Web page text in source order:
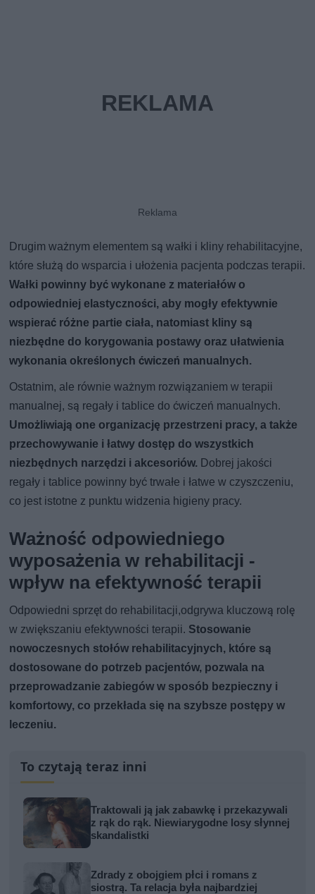
Drugim ważnym elementem są wałki i kliny rehabilitacyjne,
które służą do wsparcia i ułożenia pacjenta podczas terapii.
Wałki powinny być wykonane z materiałów o
odpowiedniej elastyczności, aby mogły efektywnie
wspierać różne partie ciała, natomiast kliny są
niezbędne do korygowania postawy oraz ułatwienia
wykonania określonych ćwiczeń manualnych.
Ostatnim, ale równie ważnym rozwiązaniem w terapii
manualnej, są regały i tablice do ćwiczeń manualnych.
Umożliwiają one organizację przestrzeni pracy, a także
przechowywanie i łatwy dostęp do wszystkich
niezbędnych narzędzi i akcesoriów. Dobrej jakości
regały i tablice powinny być trwałe i łatwe w czyszczeniu,
co jest istotne z punktu widzenia higieny pracy.
Ważność odpowiedniego
wyposażenia w rehabilitacji -
wpływ na efektywność terapii
Odpowiedni sprzęt do rehabilitacji,odgrywa kluczową rolę
w zwiększaniu efektywności terapii. Stosowanie
nowoczesnych stołów rehabilitacyjnych, które są
dostosowane do potrzeb pacjentów, pozwala na
przeprowadzanie zabiegów w sposób bezpieczny i
komfortowy, co przekłada się na szybsze postępy w
leczeniu.
To czytają teraz inni
Traktowali ją jak zabawkę i przekazywali
z rąk do rąk. Niewiarygodne losy słynnej
skandalistki
Zdrady z obojgiem płci i romans z
siostrą. Ta relacja była najbardziej